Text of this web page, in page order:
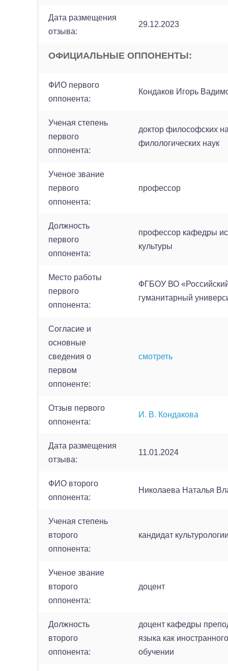
Дата размещения
отзыва:
29.12.2023
ОФИЦИАЛЬНЫЕ ОППОНЕНТЫ:
ФИО первого
оппонента:
Кондаков Игорь
Ученая степень
первого
оппонента:
доктор философских
филологических наук
Ученое звание
первого
оппонента:
профессор
Должность
первого
оппонента:
профессор кафедры
культуры
Место работы
первого
оппонента:
ФГБОУ ВО
гуманитарный
Согласие и
основные
сведения о
первом
оппоненте:
смотреть
Отзыв первого
оппонента:
И. В. Кондакова
Дата размещения
отзыва:
11.01.2024
ФИО второго
оппонента:
Николаева Наталья
Ученая степень
второго
оппонента:
кандидат
Ученое звание
второго
оппонента:
доцент
Должность
второго
оппонента:
доцент кафедры
языка как
обучении